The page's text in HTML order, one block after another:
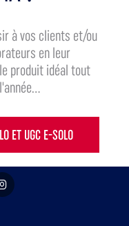
à vos clients et/ou
en leur
produit idéal tout
ET UGC E-SOLO
INSTAGRAM